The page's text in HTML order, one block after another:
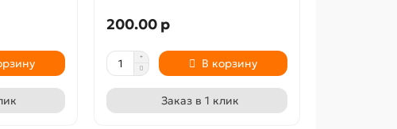
200.00 р
В корзину
Заказ в 1 клик